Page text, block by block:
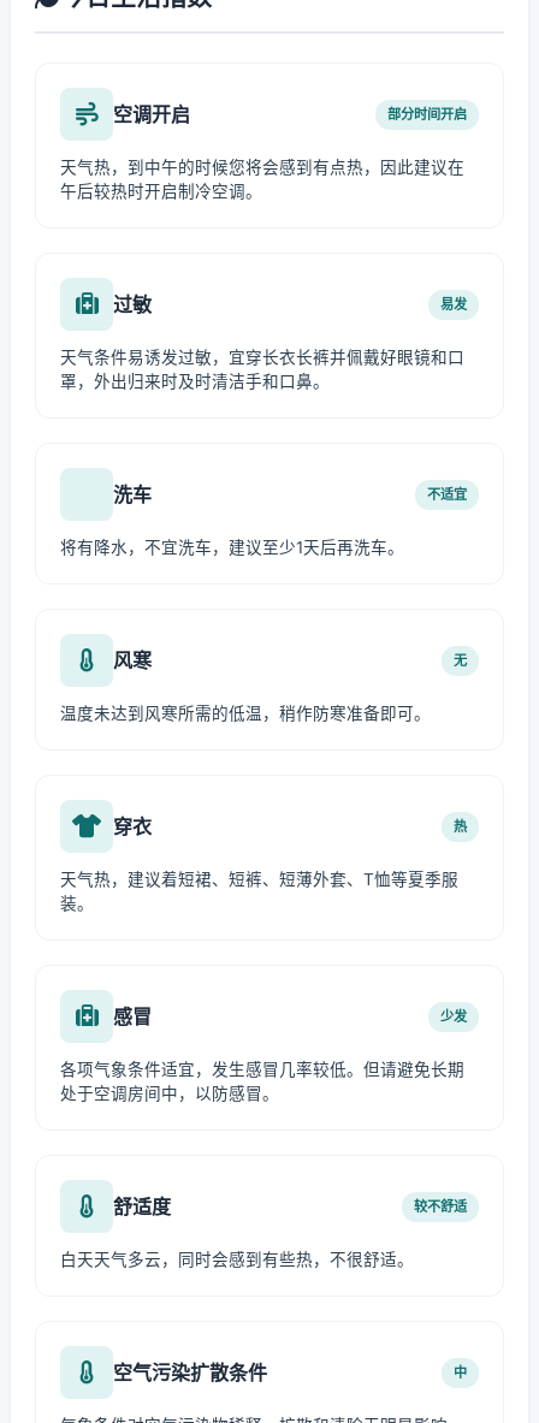
空调开启 部分时间开启
天气热，到中午的时候您将会感到有点热，因此建议在
午后较热时开启制冷空调。
过敏 易发
天气条件易诱发过敏，宜穿长衣长裤并佩戴好眼镜和口
罩，外出归来时及时清洁手和口鼻。
洗车 不适宜
将有降水，不宜洗车，建议至少1天后再洗车。
风寒 无
温度未达到风寒所需的低温，稍作防寒准备即可。
穿衣 热
天气热，建议着短裙、短裤、短薄外套、T恤等夏季服
装。
感冒 少发
各项气象条件适宜，发生感冒几率较低。但请避免长期
处于空调房间中，以防感冒。
舒适度 较不舒适
白天天气多云，同时会感到有些热，不很舒适。
空气污染扩散条件 中